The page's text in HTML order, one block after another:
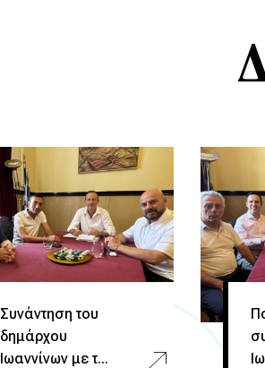
Συνάντηση του
δημάρχου
Ιωαννίνων με τ...